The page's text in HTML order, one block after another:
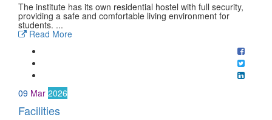
The institute has its own residential hostel with full security,
providing a safe and comfortable living environment for
students. ...
Read More
09 Mar 2026
Facilities